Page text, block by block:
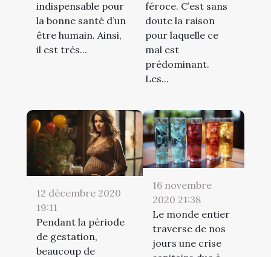
indispensable pour
la bonne santé d’un
être humain. Ainsi,
il est très...
féroce. C’est sans
doute la raison
pour laquelle ce
mal est
prédominant.
Les...
12 décembre 2020
19:11
Pendant la période
de gestation,
beaucoup de
16 novembre
2020 21:38
Le monde entier
traverse de nos
jours une crise